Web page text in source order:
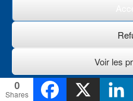
Voir les
Politique
Au cours d’un rendez-
sur trois souvenirs
qui ont provoqué une
expérience et une
confronté à une unité
0
Shares